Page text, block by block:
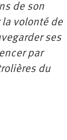
de son
volonté de
ses
par
du